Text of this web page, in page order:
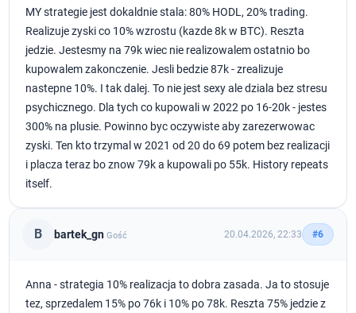
MY strategie jest dokaldnie stala: 80% HODL, 20% trading.
Realizuje zyski co 10% wzrostu (kazde 8k w BTC). Reszta
jedzie. Jestesmy na 79k wiec nie realizowalem ostatnio bo
kupowalem zakonczenie. Jesli bedzie 87k - zrealizuje
nastepne 10%. I tak dalej. To nie jest sexy ale dziala bez stresu
psychicznego. Dla tych co kupowali w 2022 po 16-20k - jestes
300% na plusie. Powinno byc oczywiste aby zarezerwowac
zyski. Ten kto trzymal w 2021 od 20 do 69 potem bez realizacji
i placza teraz bo znow 79k a kupowali po 55k. History repeats
itself.
B bartek_gn Gość 20.04.2026, 22:33 #6
Anna - strategia 10% realizacja to dobra zasada. Ja to stosuje
tez, sprzedalem 15% po 76k i 10% po 78k. Reszta 75% jedzie z